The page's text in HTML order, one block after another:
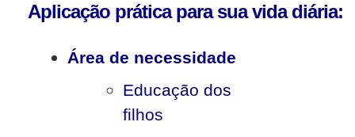
Aplicação prática para sua vida diária:
Área de necessidade
Educação dos
filhos